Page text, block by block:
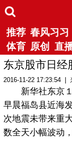
推荐 春风习习
体育 原创 直
东京股市日经
2016-11-22 17:23:54 |
新华社东京１
早晨福岛县近海
次地震未带来重
数全天小幅波动